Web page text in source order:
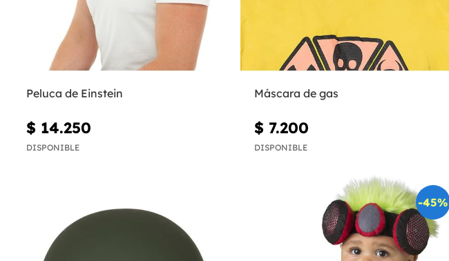
Peluca de Einstein
$ 14.250
DISPONIBLE
Máscara de gas
$ 7.200
DISPONIBLE
-45%